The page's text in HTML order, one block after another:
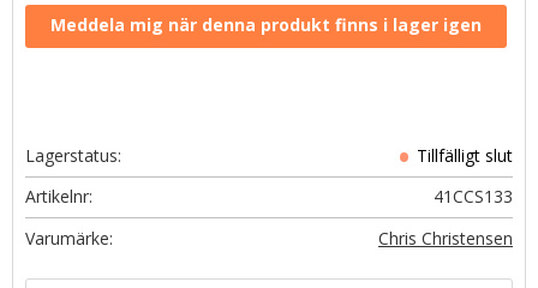
Lagerstatus
Artikelnr
41CCS133
Chris Christensen